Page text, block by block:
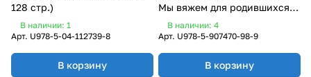
128 стр.)
В наличии: 1
Арт. U978-5-04-112739-8
В корзину
Мы вяжем для родившихся
слишком рано
В наличии: 4
Арт. U978-5-907470-98-9
В корзину